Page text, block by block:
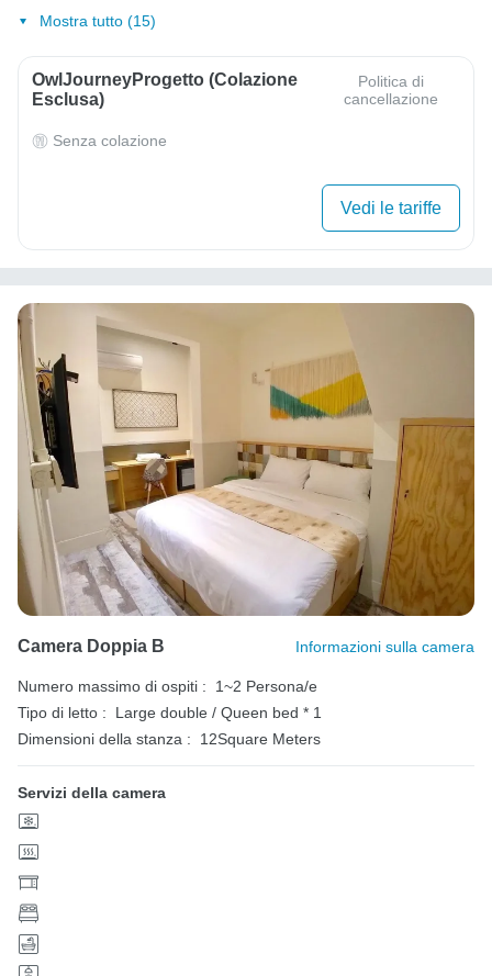
Mostra tutto (15)
OwlJourneyProgetto (colazione
Esclusa)
Politica di
cancellazione
Senza colazione
Vedi le tariffe
Camera Doppia B Informazioni sulla camera
Numero massimo di ospiti :
1~2 Persona/e
Tipo di letto :
Large double / Queen bed * 1
Dimensioni della stanza :
12Square Meters
Servizi della camera